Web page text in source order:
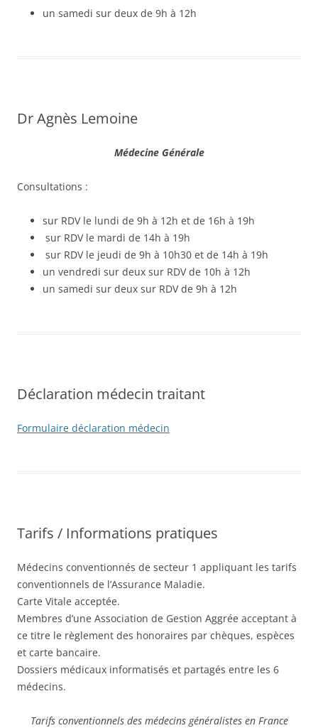
un samedi sur deux de 9h à 12h
Dr Agnès Lemoine
Médecine Générale
Consultations :
sur RDV le lundi de 9h à 12h et de 16h à 19h
sur RDV le mardi de 14h à 19h
sur RDV le jeudi de 9h à 10h30 et de 14h à 19h
un vendredi sur deux sur RDV de 10h à 12h
un samedi sur deux sur RDV de 9h à 12h
Déclaration médecin traitant
Formulaire déclaration médecin
Tarifs / Informations pratiques
Médecins conventionnés de secteur 1 appliquant les tarifs
conventionnels de l’Assurance Maladie.
Carte Vitale acceptée.
Membres d’une Association de Gestion Aggrée acceptant à
ce titre le règlement des honoraires par chèques, espèces
et carte bancaire.
Dossiers médicaux informatisés et partagés entre les 6
médecins.
Tarifs conventionnels des médecins généralistes en France